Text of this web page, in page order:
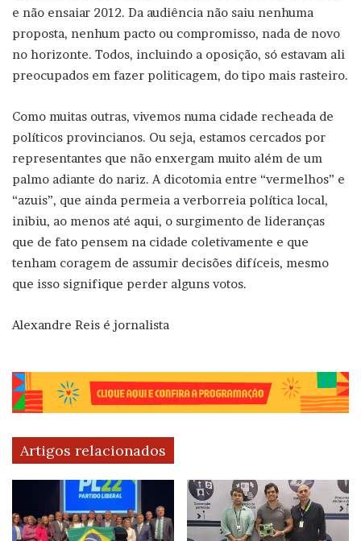
e não ensaiar 2012. Da audiência não saiu nenhuma
proposta, nenhum pacto ou compromisso, nada de novo
no horizonte. Todos, incluindo a oposição, só estavam ali
preocupados em fazer politicagem, do tipo mais rasteiro.
Como muitas outras, vivemos numa cidade recheada de
políticos provincianos. Ou seja, estamos cercados por
representantes que não enxergam muito além de um
palmo adiante do nariz. A dicotomia entre “vermelhos” e
“azuis”, que ainda permeia a verborreia política local,
inibiu, ao menos até aqui, o surgimento de lideranças
que de fato pensem na cidade coletivamente e que
tenham coragem de assumir decisões difíceis, mesmo
que isso signifique perder alguns votos.
Alexandre Reis é jornalista
Artigos relacionados